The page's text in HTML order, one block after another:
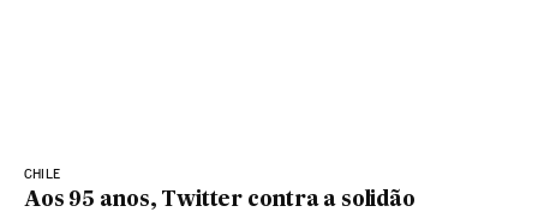
CHILE
Aos 95 anos, Twitter contra a solidão